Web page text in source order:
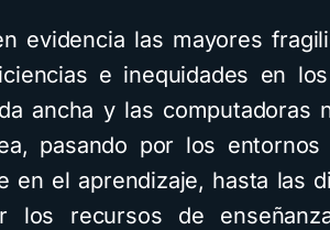
evidencia las mayores
e inequidades en
ancha y las computadoras
pasando por los entornos
en el aprendizaje, hasta las
los recursos de